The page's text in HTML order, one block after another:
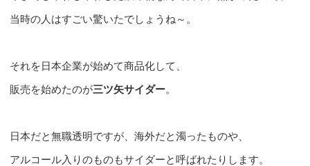
当時の人はすごい驚いたでしょうね～。
それを日本企業が始めて商品化して、
販売を始めたのが三ツ矢サイダー。
日本だと無職透明ですが、海外だと濁ったものや、
アルコール入りのものもサイダーと呼ばれたりします。